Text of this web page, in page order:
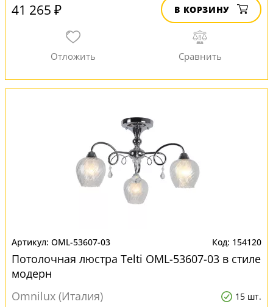
41 265 ₽ В КОРЗИНУ
OML-53607-03 154120
Потолочная люстра Telti OML-53607-03 в стиле
модерн
Omnilux (Италия)
15 шт.